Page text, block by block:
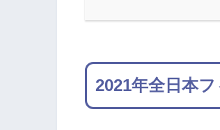
2021年全日本